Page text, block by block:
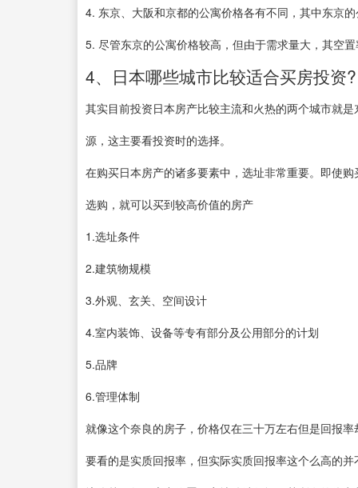
4. 东京、大阪和京都的公寓价格各有不同，其中东京
5. 尽管东京的公寓价格较高，但由于需求量大，其空
4、日本哪些城市比较适合买房投资?
其实目前投资日本房产比较主流和火热的两个城市就
源，这主要看投资时的选择。
在购买日本房产的诸多要素中，选址非常重要。即使
选购，就可以买到较高价值的房产
1.选址条件
2.建筑物规模
3.外观、玄关、空间设计
4.室内装饰、设备等专有部分及公用部分的计划
5.品牌
6.管理体制
就像这个奈良的房子，价格仅在三十万左右但是回报
要看的是实质回报率，但实际实质回报率这个么高的